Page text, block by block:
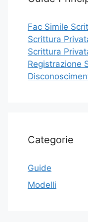
Fac Simile
Scrittura
Scrittura
Registrazione
Categorie
Guide
Modelli